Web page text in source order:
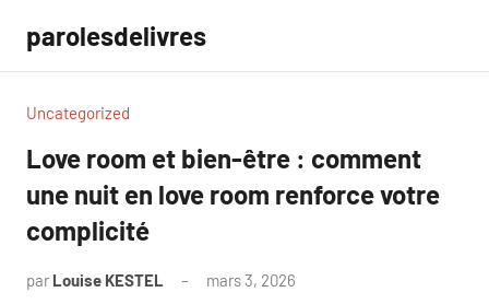
contenu
parolesdelivres
Uncategorized
Love room et bien-être : comment
une nuit en love room renforce votre
complicité
par Louise KESTEL mars 3, 2026